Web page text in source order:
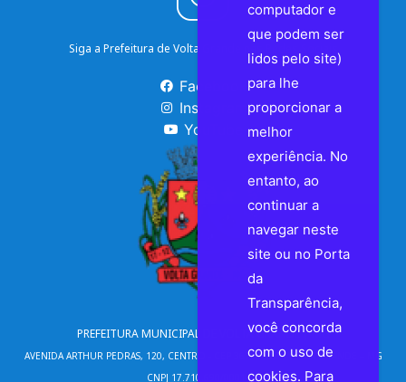
Siga a Prefeitura de Volta Grande nas Redes Sociais
Facebook
Instagram
YouTube
PREFEITURA MUNICIPAL DE VOLTA GRANDE | MG
AVENIDA ARTHUR PEDRAS, 120, CENTRO - CEP 36720-000 - VOLTA GRANDE – MG
CNPJ 17.710.690/0001-75
computador e
que podem ser
lidos pelo site)
para lhe
proporcionar a
melhor
experiência. No
entanto, ao
continuar a
navegar neste
site ou no Porta
da
Transparência,
você concorda
com o uso de
cookies. Para